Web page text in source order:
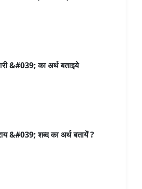
&#039; का अर्थ बताइये
&#039; शब्द का अर्थ बतायें ?